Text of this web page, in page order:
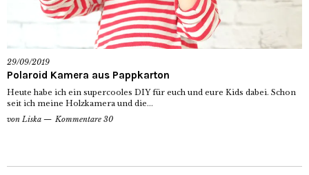
29/09/2019
Polaroid Kamera aus Pappkarton
Heute habe ich ein supercooles DIY für euch und eure Kids dabei. Schon
seit ich meine Holzkamera und die...
von Liska Kommentare 30